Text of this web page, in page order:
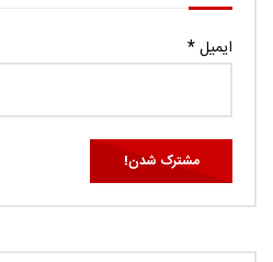
ایمیل*